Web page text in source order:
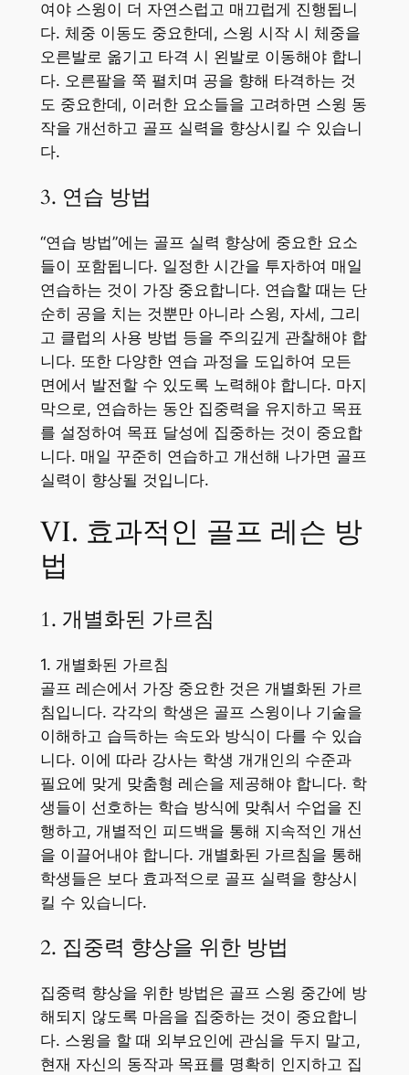
여야 스윙이 더 자연스럽고 매끄럽게 진행됩니
다. 체중 이동도 중요한데, 스윙 시작 시 체중을
오른발로 옮기고 타격 시 왼발로 이동해야 합니
다. 오른팔을 쭉 펼치며 공을 향해 타격하는 것
도 중요한데, 이러한 요소들을 고려하면 스윙 동
작을 개선하고 골프 실력을 향상시킬 수 있습니
다.
3. 연습 방법
“연습 방법”에는 골프 실력 향상에 중요한 요소
들이 포함됩니다. 일정한 시간을 투자하여 매일
연습하는 것이 가장 중요합니다. 연습할 때는 단
순히 공을 치는 것뿐만 아니라 스윙, 자세, 그리
고 클럽의 사용 방법 등을 주의깊게 관찰해야 합
니다. 또한 다양한 연습 과정을 도입하여 모든
면에서 발전할 수 있도록 노력해야 합니다. 마지
막으로, 연습하는 동안 집중력을 유지하고 목표
를 설정하여 목표 달성에 집중하는 것이 중요합
니다. 매일 꾸준히 연습하고 개선해 나가면 골프
실력이 향상될 것입니다.
VI. 효과적인 골프 레슨 방
법
1. 개별화된 가르침
1. 개별화된 가르침
골프 레슨에서 가장 중요한 것은 개별화된 가르
침입니다. 각각의 학생은 골프 스윙이나 기술을
이해하고 습득하는 속도와 방식이 다를 수 있습
니다. 이에 따라 강사는 학생 개개인의 수준과
필요에 맞게 맞춤형 레슨을 제공해야 합니다. 학
생들이 선호하는 학습 방식에 맞춰서 수업을 진
행하고, 개별적인 피드백을 통해 지속적인 개선
을 이끌어내야 합니다. 개별화된 가르침을 통해
학생들은 보다 효과적으로 골프 실력을 향상시
킬 수 있습니다.
2. 집중력 향상을 위한 방법
집중력 향상을 위한 방법은 골프 스윙 중간에 방
해되지 않도록 마음을 집중하는 것이 중요합니
다. 스윙을 할 때 외부요인에 관심을 두지 말고,
현재 자신의 동작과 목표를 명확히 인지하고 집